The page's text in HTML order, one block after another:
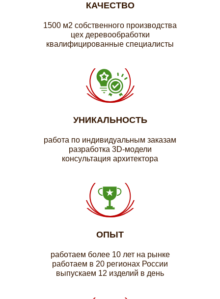
КАЧЕСТВО
1500 м2 собственного производства
цех деревообработки
квалифицированные специалисты
УНИКАЛЬНОСТЬ
работа по индивидуальным заказам
разработка 3D-модели
консультация архитектора
ОПЫТ
работаем более 10 лет на рынке
работаем в 20 регионах России
выпускаем 12 изделий в день